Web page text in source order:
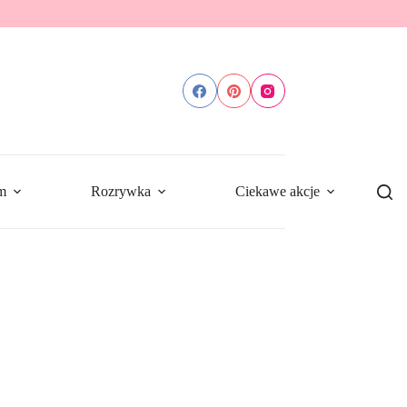
Rozrywka Ciekawe akcje